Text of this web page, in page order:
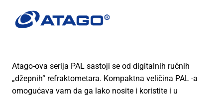
Atago-ova serija PAL sastoji se od digitalnih ručnih
„džepnih“ refraktometara. Kompaktna veličina PAL -a
omogućava vam da ga lako nosite i koristite i u